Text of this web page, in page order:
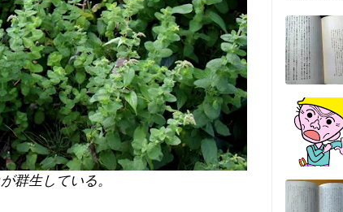
群生している。